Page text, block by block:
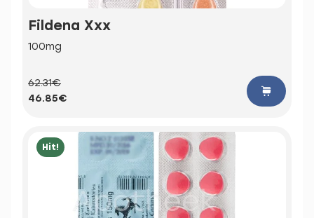
Fildena Xxx
100mg
62.31€
46.85€
Hit!